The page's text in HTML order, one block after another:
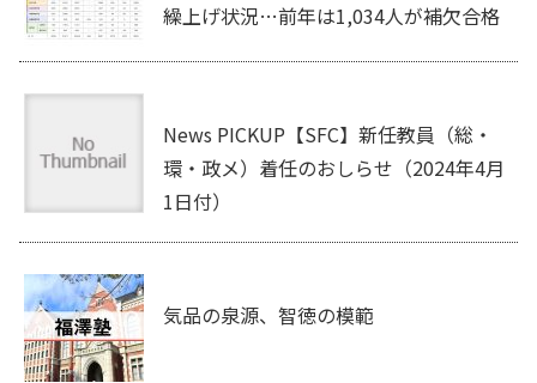
繰上げ状況…前年は1,034人が補欠合格
News PICKUP【SFC】新任教員（総・
環・政メ）着任のおしらせ（2024年4月
1日付）
気品の泉源、智徳の模範